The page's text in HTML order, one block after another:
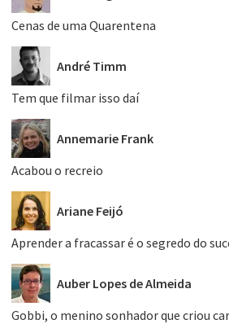
Cenas de uma Quarentena
André Timm
Tem que filmar isso daí
Annemarie Frank
Acabou o recreio
Ariane Feijó
Aprender a fracassar é o segredo do
Auber Lopes de Almeida
Gobbi, o menino sonhador que criou